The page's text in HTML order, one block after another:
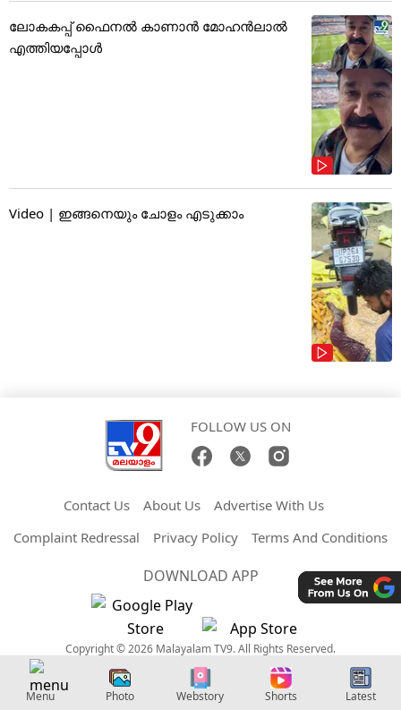
ലോകകപ്പ് ഫൈനൽ കാണാൻ മോഹൻലാൽ
എത്തിയപ്പോൾ
Video | ഇങ്ങനെയും ചോളം എടുക്കാം
FOLLOW US ON
Contact Us About Us
Advertise With Us
Complaint Redressal
Privacy Policy Terms And Conditions
DOWNLOAD APP
Copyright © 2026 Malayalam TV9. All Rights Reserved.
Menu Photo Webstory Shorts Latest